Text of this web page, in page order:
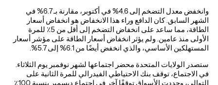
وانخفض معدل التضخم إلى 4.6% في أكتوبر، مقارنة بـ 6.7% في
الشهر السابق. كان الدافع وراء هذا الانخفاض هو انخفاض أسعار
الطاقة، مما ساعد على انخفاض التضخم إلى أقل من 5٪ للمرة
الأولى منذ عامين. ولم يؤثر انخفاض أسعار الطاقة على مؤشر أسعار
المستهلكين الأساسي، والذي انخفض أيضًا من 6.1% إلى 5.7%.
ستصدر الولايات المتحدة محضر اجتماعها لشهر نوفمبر يوم الثلاثاء.
في الاجتماع، توقف بنك الاحتياطي الفيدرالي للمرة الثانية على
التوالي، وحددت الأسواق توقفًا آخر في اجتماع ديسمبر بنسبة 100٪